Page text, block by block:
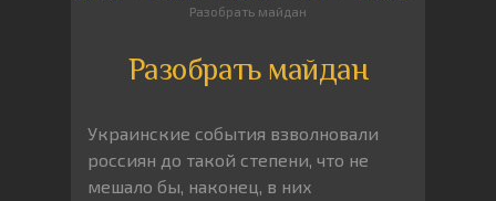
Разобрать майдан
Разобрать майдан
Украинские события взволновали
россиян до такой степени, что не
мешало бы, наконец, в них